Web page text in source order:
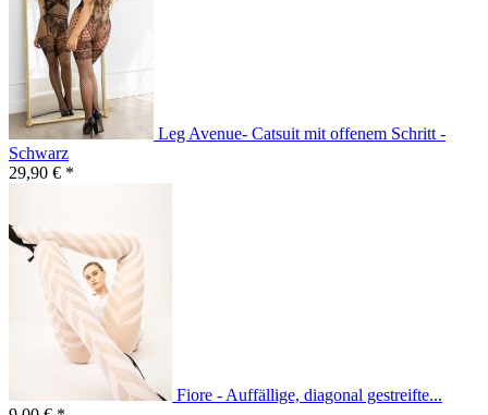
Leg Avenue- Catsuit mit offenem Schritt -
Schwarz
29,90 € *
Fiore - Auffällige, diagonal gestreifte...